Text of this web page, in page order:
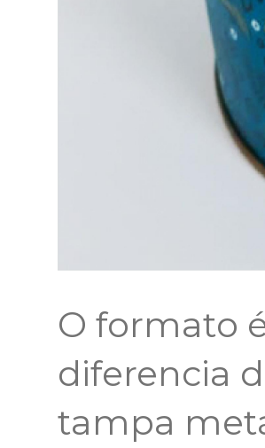
O formato
diferencia
tampa